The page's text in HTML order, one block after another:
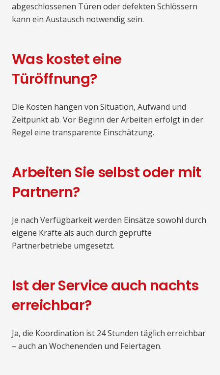
abgeschlossenen Türen oder defekten Schlössern
kann ein Austausch notwendig sein.
Was kostet eine
Türöffnung?
Die Kosten hängen von Situation, Aufwand und
Zeitpunkt ab. Vor Beginn der Arbeiten erfolgt in der
Regel eine transparente Einschätzung.
Arbeiten Sie selbst oder mit
Partnern?
Je nach Verfügbarkeit werden Einsätze sowohl durch
eigene Kräfte als auch durch geprüfte
Partnerbetriebe umgesetzt.
Ist der Service auch nachts
erreichbar?
Ja, die Koordination ist 24 Stunden täglich erreichbar
– auch an Wochenenden und Feiertagen.